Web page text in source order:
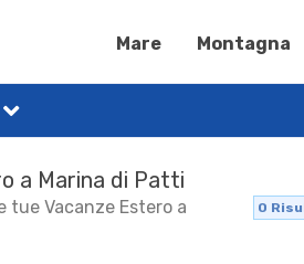
Mare Montagna
a Marina di Patti
tue Vacanze Estero a
0